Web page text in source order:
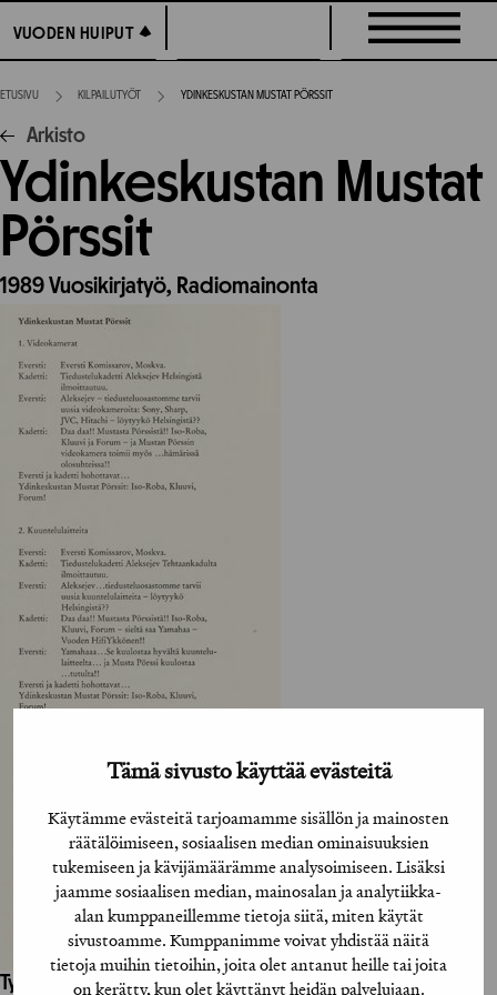
Tämä sivusto käyttää evästeitä
Käytämme evästeitä tarjoamamme sisällön ja mainosten
räätälöimiseen, sosiaalisen median ominaisuuksien
tukemiseen ja kävijämäärämme analysoimiseen. Lisäksi
jaamme sosiaalisen median, mainosalan ja analytiikka-
alan kumppaneillemme tietoja siitä, miten käytät
sivustoamme. Kumppanimme voivat yhdistää näitä
tietoja muihin tietoihin, joita olet antanut heille tai joita
on kerätty, kun olet käyttänyt heidän palvelujaan.
suoraan
sisältöön
VUODEN HUIPUT
VUODEN HUIPUT
ETUSIVU KILPAILUTYÖT YDINKESKUSTAN MUSTAT PÖRSSIT
Arkisto
Ydinkeskustan Mustat
Pörssit
1989Vuosikirjatyö, Radiomainonta
Työhön osallistuneet henkilöt / tahot: